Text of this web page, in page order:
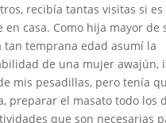
recibía tantas visitas si
en casa. Como hija mayor de
tan temprana edad asumí la
de una mujer awajún,
mis pesadillas, pero tenía
preparar el masato todo los
que son necesarias